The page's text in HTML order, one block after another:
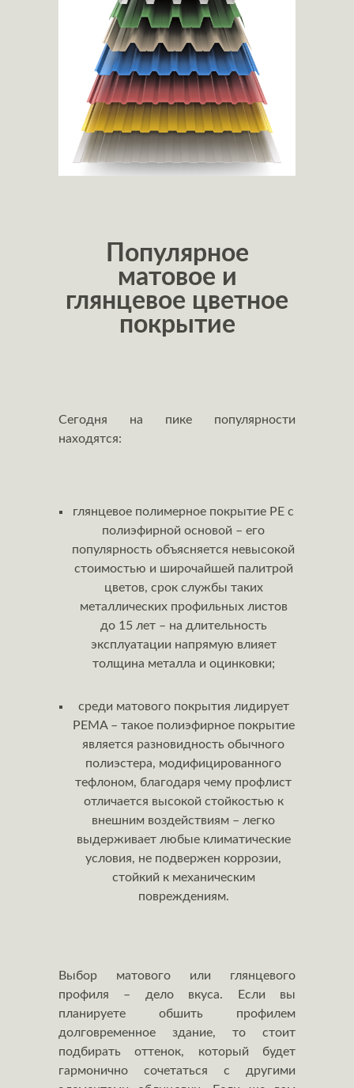
Популярное
матовое и
глянцевое цветное
покрытие
Сегодня на пике популярности
находятся:
глянцевое полимерное покрытие РЕ с
полиэфирной основой – его
популярность объясняется невысокой
стоимостью и широчайшей палитрой
цветов, срок службы таких
металлических профильных листов
до 15 лет – на длительность
эксплуатации напрямую влияет
толщина металла и оцинковки;
среди матового покрытия лидирует
PEMA – такое полиэфирное покрытие
является разновидность обычного
полиэстера, модифицированного
тефлоном, благодаря чему профлист
отличается высокой стойкостью к
внешним воздействиям – легко
выдерживает любые климатические
условия, не подвержен коррозии,
стойкий к механическим
повреждениям.
Выбор матового или глянцевого
профиля – дело вкуса. Если вы
планируете обшить профилем
долговременное здание, то стоит
подбирать оттенок, который будет
гармонично сочетаться с другими